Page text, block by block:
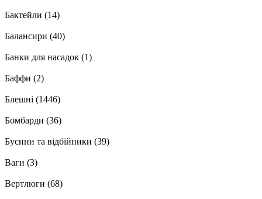
Бактейли (14)
Балансири (40)
Банки для насадок (1)
Баффи (2)
Блешні (1446)
Бомбарди (36)
Бусини та відбійники (39)
Ваги (3)
Вертлюги (68)